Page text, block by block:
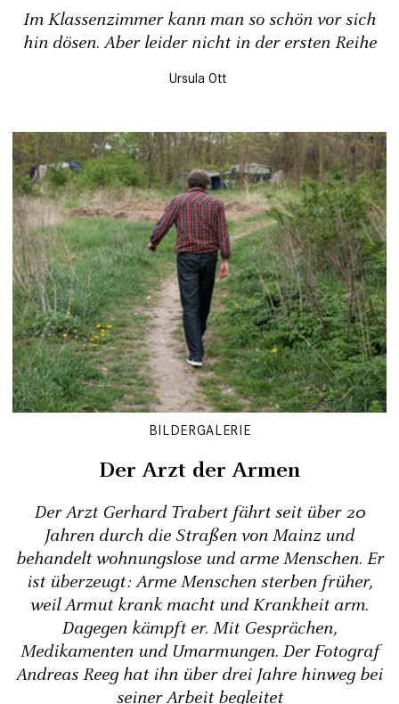
Im Klassenzimmer kann man so schön vor sich
hin dösen. Aber leider nicht in der ersten Reihe
Ursula Ott
BILDERGALERIE
Der Arzt der Armen
Der Arzt Gerhard Trabert fährt seit über 20
Jahren durch die Straßen von Mainz und
behandelt wohnungslose und arme Menschen. Er
ist überzeugt: Arme Menschen sterben früher,
weil Armut krank macht und Krankheit arm.
Dagegen kämpft er. Mit Gesprächen,
Medikamenten und Umarmungen. Der Fotograf
Andreas Reeg hat ihn über drei Jahre hinweg bei
seiner Arbeit begleitet